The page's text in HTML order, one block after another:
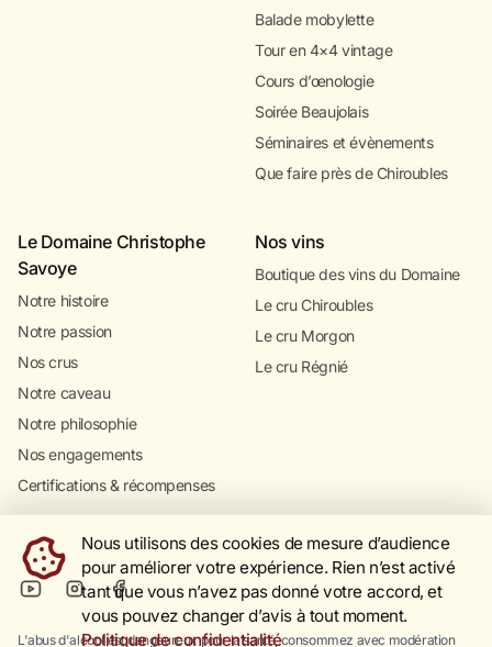
Nous utilisons des cookies de mesure d’audience
pour améliorer votre expérience. Rien n’est activé
tant que vous n’avez pas donné votre accord, et
vous pouvez changer d’avis à tout moment.
Politique de confidentialité
Balade mobylette
Tour en 4×4 vintage
Cours d’œnologie
Soirée Beaujolais
Séminaires et évènements
Que faire près de Chiroubles
Le Domaine Christophe
Savoye
Notre histoire
Notre passion
Nos crus
Notre caveau
Notre philosophie
Nos engagements
Certifications & récompenses
Nos vins
Boutique des vins du Domaine
Le cru Chiroubles
Le cru Morgon
Le cru Régnié
L'abus d'alcool est dangeureux pour la santé, consommez avec modération